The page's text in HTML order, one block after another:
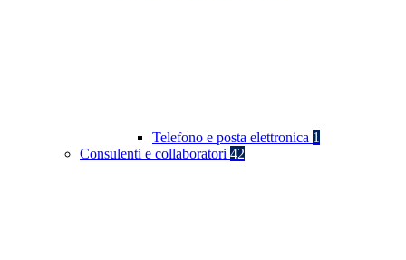
Telefono e posta elettronica 1
Consulenti e collaboratori 42